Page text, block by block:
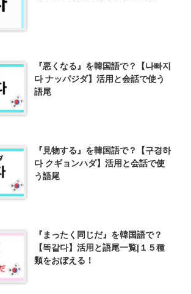
『悪くなる』を韓国語で？【나빠지
다 ナッパジダ】活用と会話で使う
語尾
『見物する』を韓国語で？【구경하
다 クギョンハダ】活用と会話で使
う語尾
『まったく同じだ』を韓国語で？
【똑같다】活用と語尾一覧|１５種
類をおぼえる！